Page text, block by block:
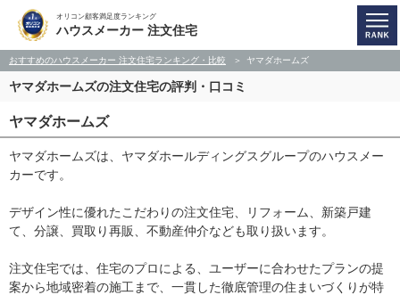
オリコン顧客満足度ランキング
ハウスメーカー 注文住宅
おすすめのハウスメーカー 注文住宅ランキング・比較 ヤマダホームズ
ヤマダホームズの注文住宅の評判・口コミ
ヤマダホームズ
ヤマダホームズは、ヤマダホールディングスグループのハウスメー
カーです。
デザイン性に優れたこだわりの注文住宅、リフォーム、新築戸建
て、分譲、買取り再販、不動産仲介なども取り扱います。
注文住宅では、住宅のプロによる、ユーザーに合わせたプランの提
案から地域密着の施工まで、一貫した徹底管理の住まいづくりが特